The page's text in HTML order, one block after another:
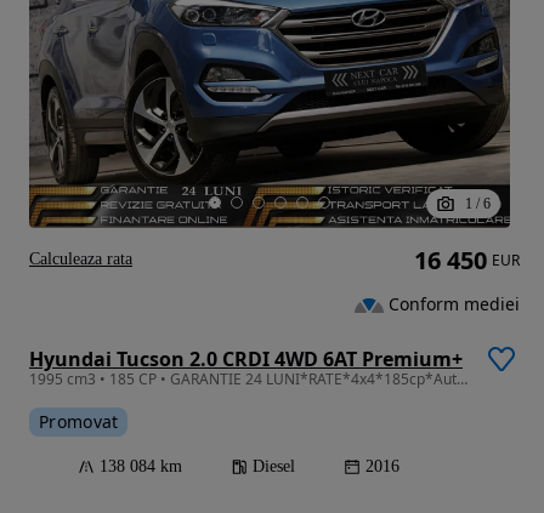
1 / 6
Hyundai Tucson 2.0 CRDI 4WD 6AT Premium+
1995 cm3 • 185 CP • GARANTIE 24 LUNI*RATE*4x4*185cp*Automata*Panorama*Piele*Camera*Full
Promovat
138 084 km Diesel 2016
16 450 EUR
Conform mediei
Calculeaza rata